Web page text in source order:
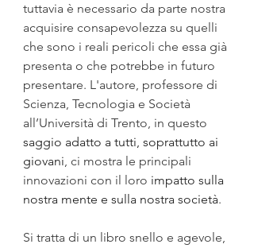
tuttavia è necessario da parte nostra
acquisire consapevolezza su quelli
che sono i reali pericoli che essa già
presenta o che potrebbe in futuro
presentare. L'autore, professore di
Scienza, Tecnologia e Società
all’Università di Trento, in questo
saggio adatto a tutti, soprattutto ai
giovani, ci mostra le principali
innovazioni con il loro impatto sulla
nostra mente e sulla nostra società.
Si tratta di un libro snello e agevole,